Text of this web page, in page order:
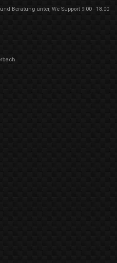
Beratung unter, We Support 9.00 - 18.00